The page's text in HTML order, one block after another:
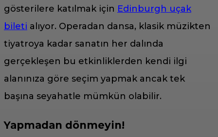
gösterilere katılmak için Edinburgh uçak
bileti alıyor. Operadan dansa, klasik müzikten
tiyatroya kadar sanatın her dalında
gerçekleşen bu etkinliklerden kendi ilgi
alanınıza göre seçim yapmak ancak tek
başına seyahatle mümkün olabilir.
Yapmadan dönmeyin!